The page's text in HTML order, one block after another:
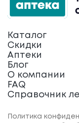
Каталог
Скидки
Аптеки
Блог
О компании
FAQ
Справочник
Политика